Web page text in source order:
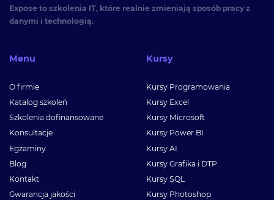
Expose to szkolenia IT, które realnie zmieniają sposób pracy z
danymi i technologią.
Menu
O firmie
Katalog szkoleń
Szkolenia dofinansowane
Konsultacje
Egzaminy
Blog
Kontakt
Gwarancja jakości
Kursy
Kursy Programowania
Kursy Excel
Kursy Microsoft
Kursy Power BI
Kursy AI
Kursy Grafika i DTP
Kursy SQL
Kursy Photoshop